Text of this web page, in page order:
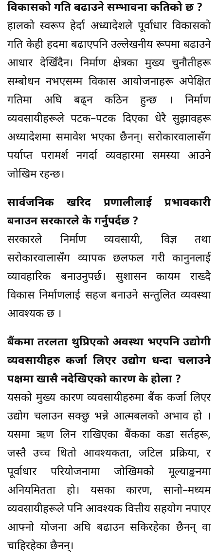
विकासको गति बढाउने सम्भावना कतिको छ ?
हालको स्वरूप हेर्दा अध्यादेशले पूर्वाधार विकासको
गति केही हदमा बढाएपनि उल्लेखनीय रूपमा बढाउने
आधार देखिँदैन। निर्माण क्षेत्रका मुख्य चुनौतीहरू
सम्बोधन नभएसम्म विकास आयोजनाहरू अपेक्षित
गतिमा अघि बढ्न कठिन हुन्छ । निर्माण
व्यवसायीहरूले पटक–पटक दिएका धेरै सुझावहरू
अध्यादेशमा समावेश भएका छैनन्। सरोकारवालासँग
पर्याप्त परामर्श नगर्दा व्यवहारमा समस्या आउने
जोखिम रहन्छ।
सार्वजनिक खरिद प्रणालीलाई प्रभावकारी
बनाउन सरकारले के गर्नुुपर्दछ ?
सरकारले निर्माण व्यवसायी, विज्ञ तथा
सरोकारवालासँग व्यापक छलफल गरी कानुनलाई
व्यावहारिक बनाउनुपर्छ। सुशासन कायम राख्दै
विकास निर्माणलाई सहज बनाउने सन्तुलित व्यवस्था
आवश्यक छ ।
बैंकमा तरलता थुप्रिएको अवस्था भएपनि उद्योगी
व्यवसायीहरु कर्जा लिएर उद्योग धन्दा चलाउने
पक्षमा खासै नदेखिएको कारण के होला ?
यसको मुख्य कारण व्यवसायीहरुमा बैंक कर्जा लिएर
उद्योग चलाउन सक्छु भन्ने आत्मबलको अभाव हो ।
यसमा ऋण लिन राखिएका बैंकका कडा सर्तहरू,
जस्तै उच्च धितो आवश्यकता, जटिल प्रक्रिया, र
पूर्वाधार परियोजनामा जोखिमको मूल्याङ्कनमा
अनियमितता हो। यसका कारण, सानो–मध्यम
व्यवसायीहरूले पनि आवश्यक वित्तीय सहयोग नपाएर
आफ्नो योजना अघि बढाउन सकिरहेका छैनन् वा
चाहिरहेका छैनन्।